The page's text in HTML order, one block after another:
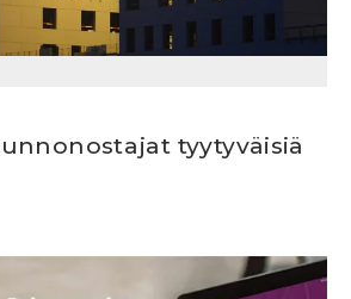
tyytyväisiä